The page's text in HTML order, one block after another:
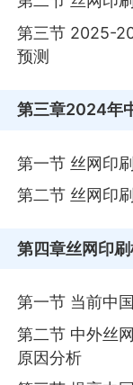
第三节 2025-
预测
第三章2024年
第一节 丝网印
第二节 丝网印
第四章丝网印
第一节 当前中
第二节 中外丝
原因分析